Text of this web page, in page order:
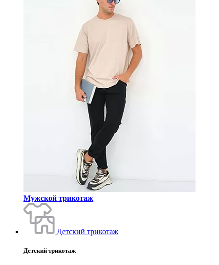
Мужской трикотаж
Детский трикотаж
Детский трикотаж